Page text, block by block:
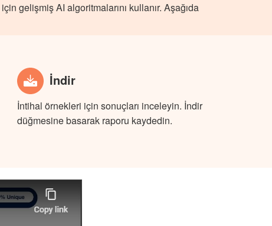
gelişmiş AI algoritmalarını kullanır. Aşağıda
İndir
İntihal örnekleri için sonuçları inceleyin. İndir
düğmesine basarak raporu kaydedin.